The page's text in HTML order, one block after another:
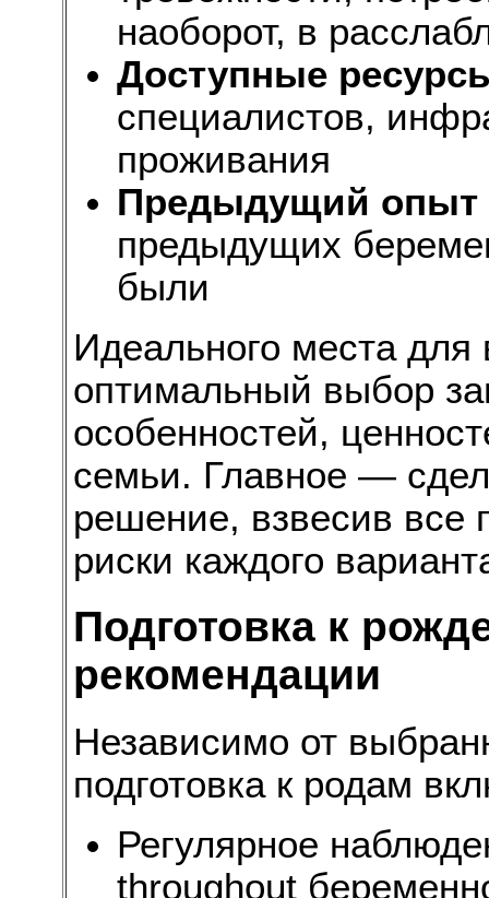
наоборот, в
Доступные
специалистов,
проживания
Предыдущий опыт
предыдущих
были
Идеального места
оптимальный выбор
особенностей,
семьи. Главное —
решение, взвесив
риски каждого
Подготовка к
рекомендации
Независимо от
подготовка к родам
Регулярное
throughout